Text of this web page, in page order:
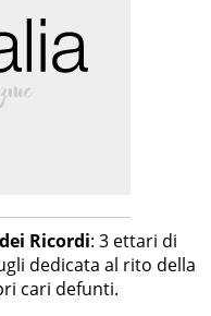
Ricordi: 3 ettari di
dedicata al rito della
cari defunti.